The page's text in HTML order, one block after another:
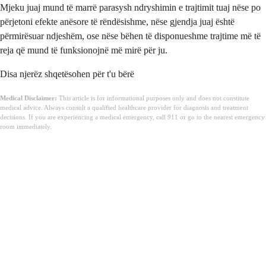
Mjeku juaj mund të marrë parasysh ndryshimin e trajtimit tuaj nëse po
përjetoni efekte anësore të rëndësishme, nëse gjendja juaj është
përmirësuar ndjeshëm, ose nëse bëhen të disponueshme trajtime më të
reja që mund të funksionojnë më mirë për ju.
Disa njerëz shqetësohen për t'u bërë
Medical Disclaimer: This article is for informational purposes only and does not constitute
medical advice. Always consult a qualified healthcare provider for diagnosis and treatment
decisions. If you are experiencing a medical emergency, call 911 or go to the nearest emergency
room immediately.